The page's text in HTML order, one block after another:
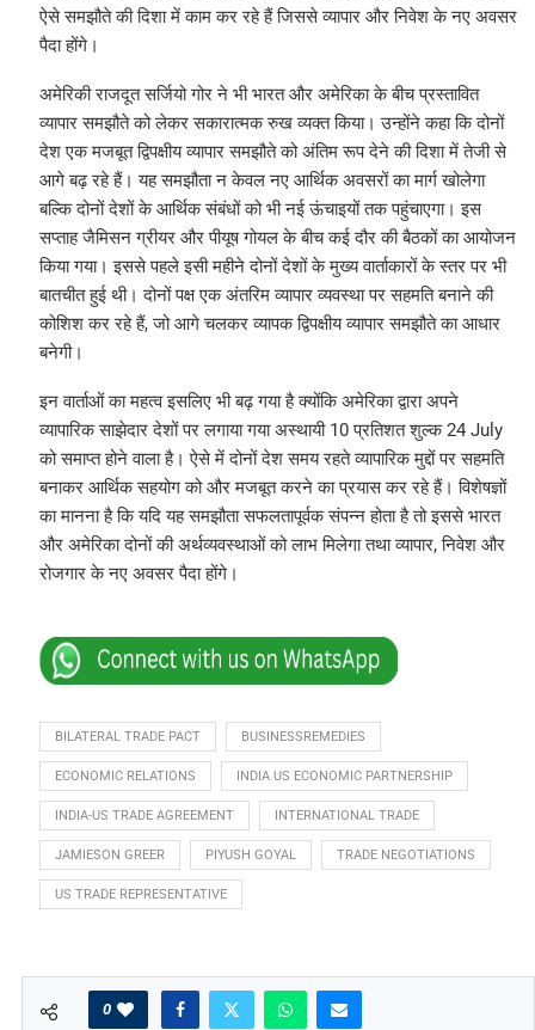
ऐसे समझौते की दिशा में काम कर रहे हैं जिससे व्यापार और निवेश के नए अवसर
पैदा होंगे।
अमेरिकी राजदूत सर्जियो गोर ने भी भारत और अमेरिका के बीच प्रस्तावित
व्यापार समझौते को लेकर सकारात्मक रुख व्यक्त किया। उन्होंने कहा कि दोनों
देश एक मजबूत द्विपक्षीय व्यापार समझौते को अंतिम रूप देने की दिशा में तेजी से
आगे बढ़ रहे हैं। यह समझौता न केवल नए आर्थिक अवसरों का मार्ग खोलेगा
बल्कि दोनों देशों के आर्थिक संबंधों को भी नई ऊंचाइयों तक पहुंचाएगा। इस
सप्ताह जैमिसन ग्रीयर और पीयूष गोयल के बीच कई दौर की बैठकों का आयोजन
किया गया। इससे पहले इसी महीने दोनों देशों के मुख्य वार्ताकारों के स्तर पर भी
बातचीत हुई थी। दोनों पक्ष एक अंतरिम व्यापार व्यवस्था पर सहमति बनाने की
कोशिश कर रहे हैं, जो आगे चलकर व्यापक द्विपक्षीय व्यापार समझौते का आधार
बनेगी।
इन वार्ताओं का महत्व इसलिए भी बढ़ गया है क्योंकि अमेरिका द्वारा अपने
व्यापारिक साझेदार देशों पर लगाया गया अस्थायी 10 प्रतिशत शुल्क 24 July
को समाप्त होने वाला है। ऐसे में दोनों देश समय रहते व्यापारिक मुद्दों पर सहमति
बनाकर आर्थिक सहयोग को और मजबूत करने का प्रयास कर रहे हैं। विशेषज्ञों
का मानना है कि यदि यह समझौता सफलतापूर्वक संपन्न होता है तो इससे भारत
और अमेरिका दोनों की अर्थव्यवस्थाओं को लाभ मिलेगा तथा व्यापार, निवेश और
रोजगार के नए अवसर पैदा होंगे।
BILATERAL TRADE PACT BUSINESSREMEDIES
ECONOMIC RELATIONS INDIA US ECONOMIC PARTNERSHIP
INDIA-US TRADE AGREEMENT INTERNATIONAL TRADE
JAMIESON GREER PIYUSH GOYAL TRADE NEGOTIATIONS
US TRADE REPRESENTATIVE
0